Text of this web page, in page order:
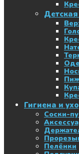
Гигиена и
Соски-
Пелёнки